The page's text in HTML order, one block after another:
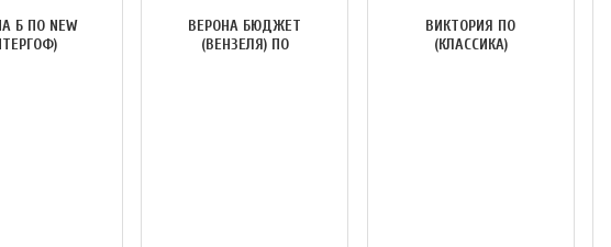
Б ПО NEW
ВЕРОНА БЮДЖЕТ
(ВЕНЗЕЛЯ) ПО
ВИКТОРИЯ ПО
(КЛАССИКА)